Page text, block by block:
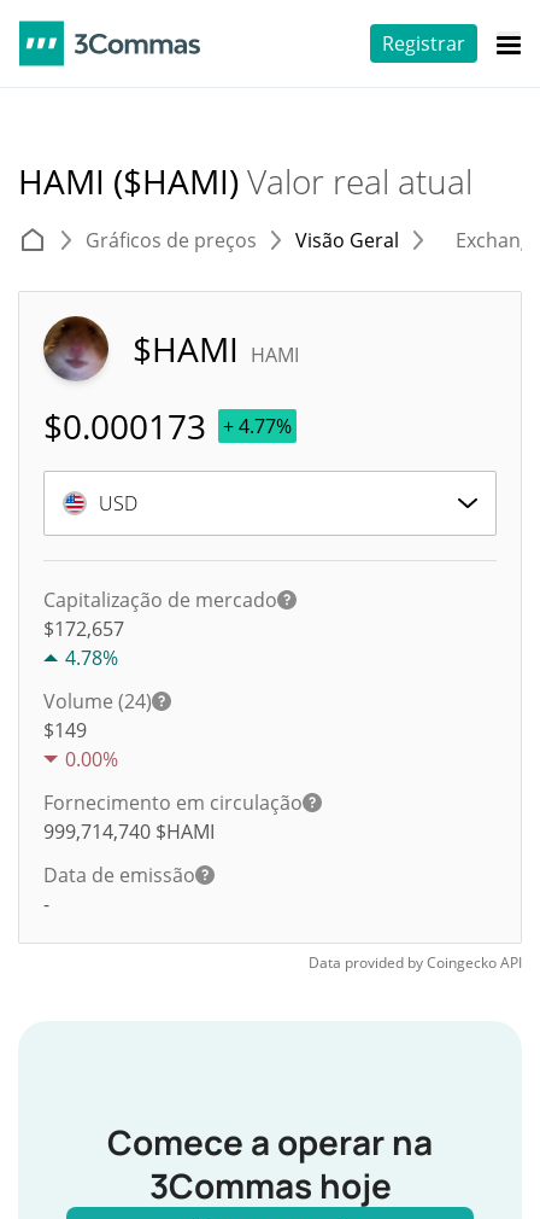
Registrar
HAMI ($HAMI)Valor real atual
Gráficos de preços Visão Geral
$HAMI HAMI
$0.000173 + 4.77%
USD
Capitalização de mercado
$172,657
4.78%
Volume (24)
$149
0.00%
Fornecimento em circulação
999,714,740 $HAMI
Data de emissão
-
Data provided byCoingeckoAPI
Comece a operar na
3Commas hoje